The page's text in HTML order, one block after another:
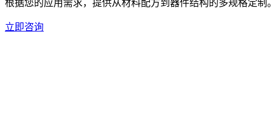
根据您的应用需求，提供从材料配方到器件结构的多规格定制
立即咨询